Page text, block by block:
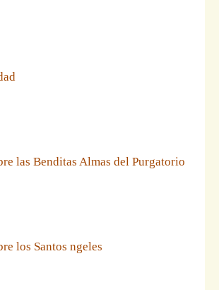
las Benditas Almas del Purgatorio
los Santos ngeles